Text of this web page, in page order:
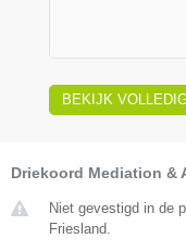
BEKIJK
Driekoord Mediation &
Niet gevestigd in de
Friesland.